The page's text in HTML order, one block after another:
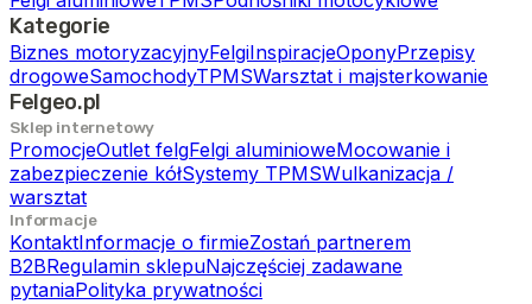
Kategorie
Biznes motoryzacyjnyFelgiInspiracjeOponyPrzepisy
drogoweSamochodyTPMSWarsztat i majsterkowanie
Felgeo.pl
Sklep internetowy
PromocjeOutlet felgFelgi aluminioweMocowanie i
zabezpieczenie kółSystemy TPMSWulkanizacja /
warsztat
Informacje
KontaktInformacje o firmieZostań partnerem
B2BRegulamin sklepuNajczęściej zadawane
pytaniaPolityka prywatności